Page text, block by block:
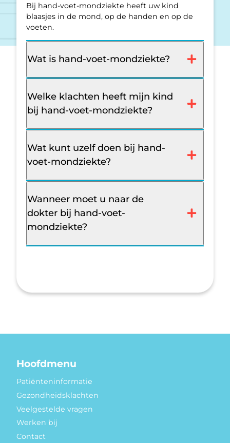
Bij hand-voet-mondziekte heeft uw kind
blaasjes in de mond, op de handen en op de
voeten.
Wat is hand-voet-mondziekte?
Welke klachten heeft mijn kind
bij hand-voet-mondziekte?
Wat kunt uzelf doen bij hand-
voet-mondziekte?
Wanneer moet u naar de
dokter bij hand-voet-
mondziekte?
Hoofdmenu
Patiënteninformatie
Gezondheidsklachten
Veelgestelde vragen
Werken bij
Contact